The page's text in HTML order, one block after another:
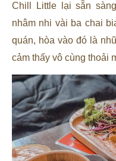
Chill Little lại sẵn
nhâm nhi vài ba chai
quán, hòa vào đó là
cảm thấy vô cùng thoải